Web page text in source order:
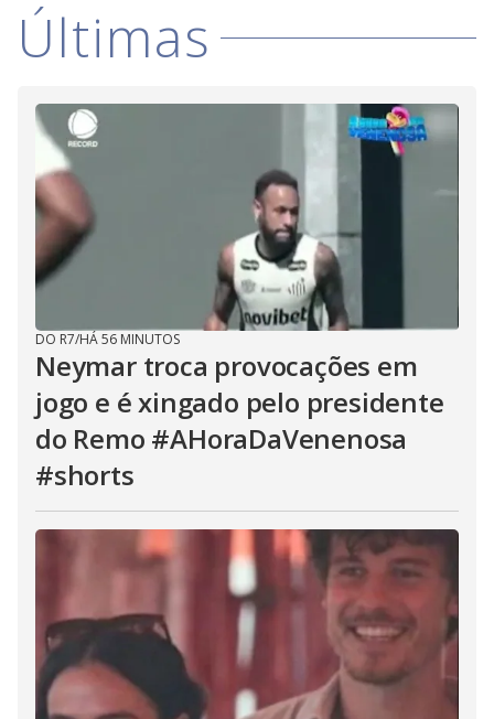
Últimas
DO R7/HÁ 56 MINUTOS
Neymar troca provocações em
jogo e é xingado pelo presidente
do Remo #AHoraDaVenenosa
#shorts